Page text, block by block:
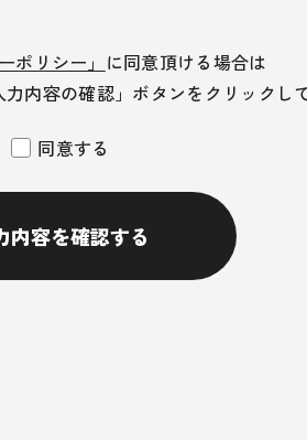
ポリシー」 に同意頂ける場合は
力内容の確認」ボタンを クリックし
同意する
内容を確認する